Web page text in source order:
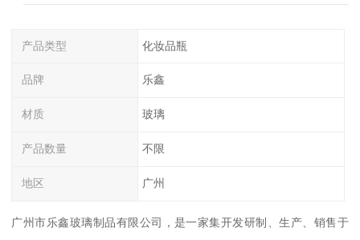
产品类型 化妆品瓶
品牌 乐鑫
材质 玻璃
产品数量 不限
地区 广州
广州市乐鑫玻璃制品有限公司，是一家集开发研制、生产、销售于